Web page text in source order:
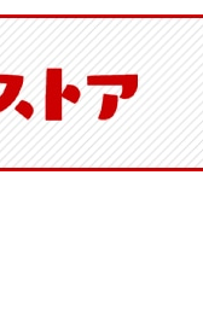
5.0（6）
1,100円
(送料別・税込)